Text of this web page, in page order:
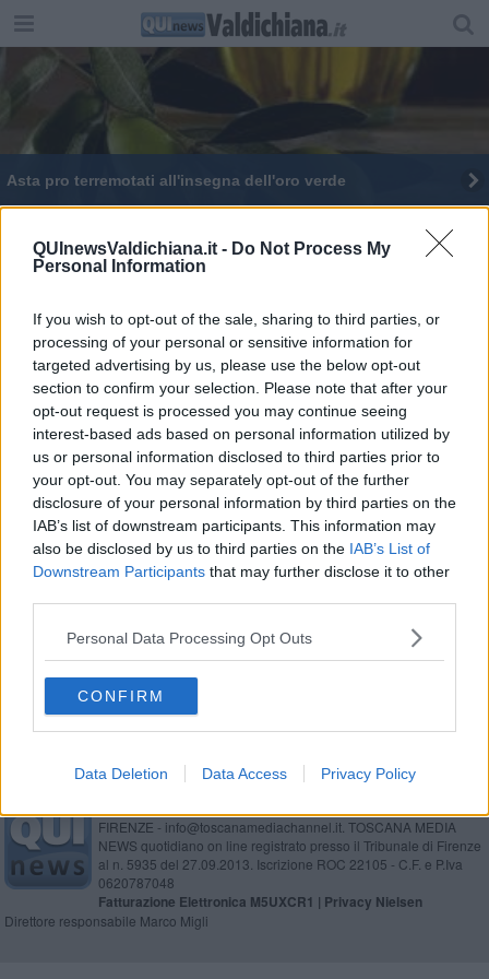
QUInewsValdichiana.it - Do Not Process My
Personal Information
If you wish to opt-out of the sale, sharing to third parties, or
processing of your personal or sensitive information for
targeted advertising by us, please use the below opt-out
section to confirm your selection. Please note that after your
opt-out request is processed you may continue seeing
interest-based ads based on personal information utilized by
us or personal information disclosed to third parties prior to
your opt-out. You may separately opt-out of the further
disclosure of your personal information by third parties on the
IAB’s list of downstream participants. This information may
also be disclosed by us to third parties on the IAB’s List of
Downstream Participants that may further disclose it to other
Personal Data Processing Opt Outs
CONFIRM
Data Deletion Data Access Privacy Policy
Asta pro terremotati all'insegna dell'oro verde
Tre Comuni, una mostra e oltre 80 opere esposte
“Cantine con vista” all'Orcia Wine Festival
Momumenti e Horti Leonini aperti in notturna
"Horti pacis" arte nel verde a San Quirico
Gli interpreti della pittura senese in mostra
Torna l'Orcia Wine Festival
Una mostra in onore di Mauro Andreini
Grande mostra di pittura in arrivo sul territorio
FIRENZE - info@toscanamediachannel.it. TOSCANA MEDIA
NEWS quotidiano on line registrato presso il Tribunale di Firenze
al n. 5935 del 27.09.2013. Iscrizione ROC 22105 - C.F. e P.Iva
0620787048
Fatturazione Elettronica M5UXCR1 | Privacy Nielsen
Direttore responsabile Marco Migli